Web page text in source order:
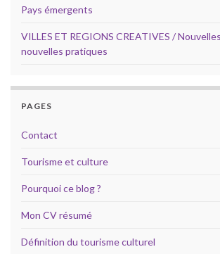
Pays émergents
VILLES ET REGIONS CREATIVES /
nouvelles pratiques
PAGES
Contact
Tourisme et culture
Pourquoi ce blog ?
Mon CV résumé
Définition du tourisme culturel